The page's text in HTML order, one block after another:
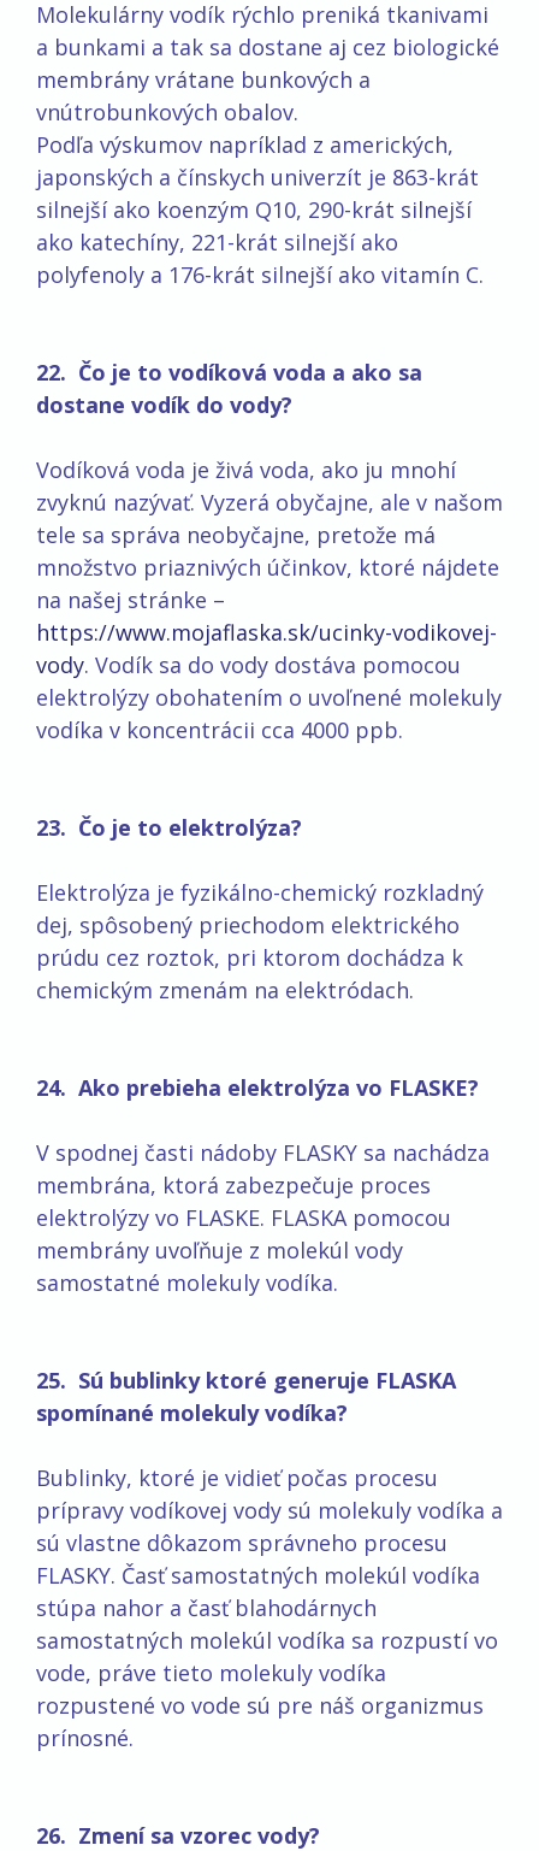
Molekulárny vodík rýchlo preniká tkanivami
a bunkami a tak sa dostane aj cez biologické
membrány vrátane bunkových a
vnútrobunkových obalov.
Podľa výskumov napríklad z amerických,
japonských a čínskych univerzít je 863-krát
silnejší ako koenzým Q10, 290-krát silnejší
ako katechíny, 221-krát silnejší ako
polyfenoly a 176-krát silnejší ako vitamín C.
22. Čo je to vodíková voda a ako sa
dostane vodík do vody?
Vodíková voda je živá voda, ako ju mnohí
zvyknú nazývať. Vyzerá obyčajne, ale v našom
tele sa správa neobyčajne, pretože má
množstvo priaznivých účinkov, ktoré nájdete
na našej stránke –
https://www.mojaflaska.sk/ucinky-vodikovej-
vody. Vodík sa do vody dostáva pomocou
elektrolýzy obohatením o uvoľnené molekuly
vodíka v koncentrácii cca 4000 ppb.
23. Čo je to elektrolýza?
Elektrolýza je fyzikálno-chemický rozkladný
dej, spôsobený priechodom elektrického
prúdu cez roztok, pri ktorom dochádza k
chemickým zmenám na elektródach.
24. Ako prebieha elektrolýza vo FLASKE?
V spodnej časti nádoby FLASKY sa nachádza
membrána, ktorá zabezpečuje proces
elektrolýzy vo FLASKE. FLASKA pomocou
membrány uvoľňuje z molekúl vody
samostatné molekuly vodíka.
25. Sú bublinky ktoré generuje FLASKA
spomínané molekuly vodíka?
Bublinky, ktoré je vidieť počas procesu
prípravy vodíkovej vody sú molekuly vodíka a
sú vlastne dôkazom správneho procesu
FLASKY. Časť samostatných molekúl vodíka
stúpa nahor a časť blahodárnych
samostatných molekúl vodíka sa rozpustí vo
vode, práve tieto molekuly vodíka
rozpustené vo vode sú pre náš organizmus
prínosné.
26. Zmení sa vzorec vody?